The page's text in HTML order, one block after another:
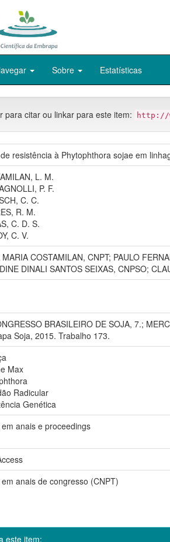
Sobre Estatísticas
para citar ou linkar para este item: http://
resistência à Phytophthora sojae em
L. M.
P. F.
C. C.
R. M.
C. D. S.
C. V.
MARIA COSTAMILAN, CNPT; PAULO
DINALI SANTOS SEIXAS, CNPSO;
BRASILEIRO DE SOJA, 7.;
Soja, 2015. Trabalho 173.
Max
Radicular
Genética
anais e proceedings
anais de congresso (CNPT)
este item: